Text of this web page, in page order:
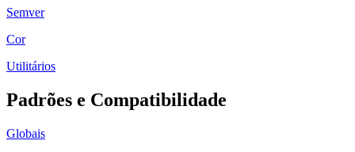
Semver
Cor
Utilitários
Padrões e Compatibilidade
Globais